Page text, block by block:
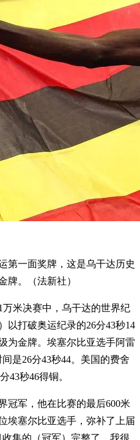
第一面奖牌，这是乌干达历史
牌。（法新社）
米决赛中，乌干达的世界纪
以打破奥运纪录的26分43秒14
为金牌。埃塞尔比亚选手阿雷
是26分43秒44。美国的费舍
43秒46得铜。
冠军，他在比赛的最后600米
埃塞尔比亚选手，弥补了上届